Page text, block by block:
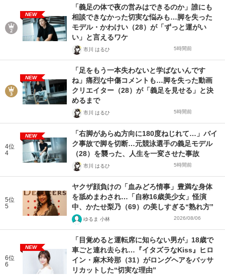
NEW
「義足の体で夜の営みはできるのか」誰にも
相談できなかった切実な悩みも…脚を失った
モデル・かわけい（28）が「ずっと運がい
い」と言えるワケ
市川 はるひ 5時間前
NEW
「足をもう一本失わないと学ばないんです
ね」痛烈な中傷コメントも…脚を失った動画
クリエイター（28）が「義足を見せる」と決
めるまで
市川 はるひ 5時間前
4位
4
NEW
「右脚があらぬ方向に180度ねじれて…」バイ
ク事故で脚を切断…元競泳選手の義足モデル
（28）を襲った、人生を一変させた事故
市川 はるひ 5時間前
5位
5
ヤクザ顔負けの「血みどろ情事」豊満な身体
を舐めまわされ…「自称16歳美少女」怪演
中、かたせ梨乃（69）の美しすぎる“熟れ方”
ゆるま 小林 2026/08/06
6位
6
NEW
「目覚めると運転席に知らない男が」18歳で
車ごと連れ去られ…『イタズラなKiss』ヒロ
イン・麻木玲那（31）がロングヘアをバッサ
リカットした“切実な理由”